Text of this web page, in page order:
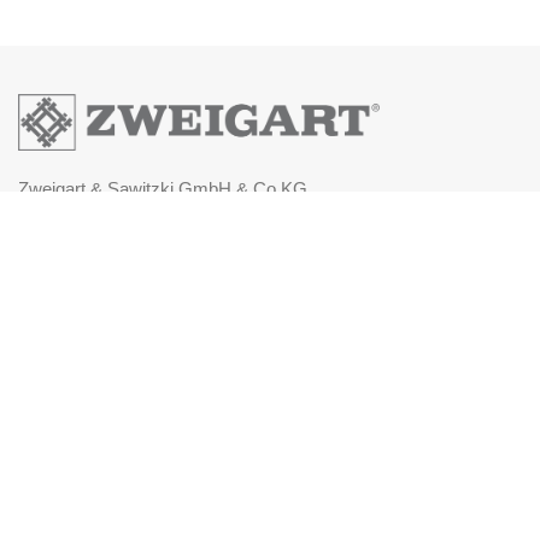
Zweigart & Sawitzki GmbH & Co.KG